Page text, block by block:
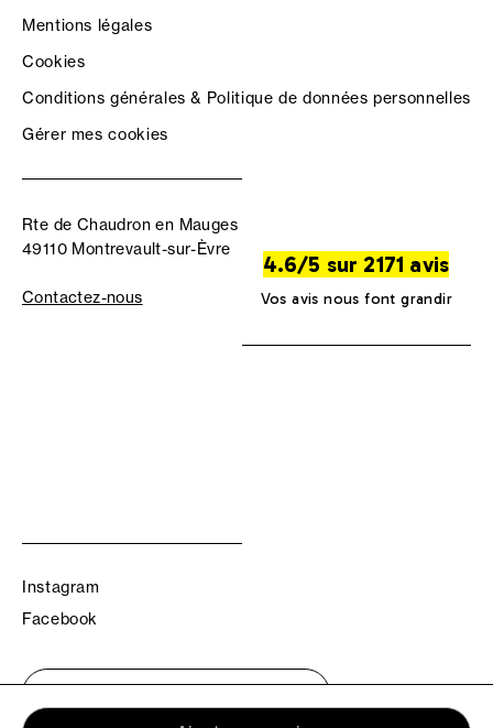
Mentions légales
Cookies
Conditions générales & Politique de données personnelles
Gérer mes cookies
Rte de Chaudron en Mauges
49110 Montrevault-sur-Èvre
Contactez-nous
4.6/5 sur 2171 avis
Vos avis nous font grandir
Instagram
Facebook